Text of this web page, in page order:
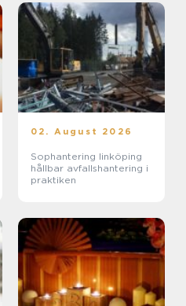
02. August 2026
Sophantering linköping
hållbar avfallshantering i
praktiken